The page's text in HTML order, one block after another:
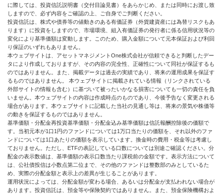
に際しては、投資信託説明書（交付目論見書）をあらかじめ、または同時にお渡し致
しますので、必ず内容をご確認の上、ご自身でご判断ください。
投資信託は、株式や債券等の値動きのある有価証券（外貨建資産には為替リスクもあ
ります）に投資をしますので、市場環境、組入有価証券の発行者に係る信用状況等の
変化により基準価額は変動します。このため、購入金額について元本保証および利回
り保証のいずれもありません。
本ウェブサイトは、アセットマネジメントOne株式会社が信頼できると判断したデー
タにより作成しておりますが、その内容の完全性、正確性について同社が保証するも
のではありません。また、掲載データは過去の実績であり、将来の運用成果を保証す
るものではありません。 本ウェブサイトに掲載されている情報（リンクされている
外部サイトの情報も含む）に基づいて被ったいかなる損害についても一切の責任を負
いません。本ウェブサイトの内容は作成時点のものであり、今後予告なく変更される
場合があります。本ウェブサイトに記載した当社の見通し等は、将来の景気や株価等
の動きを保証するものではありません。
基準価額・分配金再投資基準価額・分配金込み基準価額は信託報酬控除後の価額で
す。当初元本が1口1円のファンドについては1万口当たりの価額を、それ以外のファ
ンドについては1口あたりの価額を表示しています。換金時の費用・税金等は考慮し
ておりません。ただし、ETFの表記している口数については別途ご確認ください。分
配金の表示数値は、基準価額の表示口数当たり課税前の金額です。表示方法について
は、公社債投信は小数点第二位まで、その他のファンドは整数部のみとしているた
め、実際の分配金額と表示上の差異が生じることがあります。
運用状況によっては、分配金額が変わる場合、あるいは分配金が支払われない場合が
あります。投資信託は、預金等や保険契約ではありません。また、預金保険機構およ